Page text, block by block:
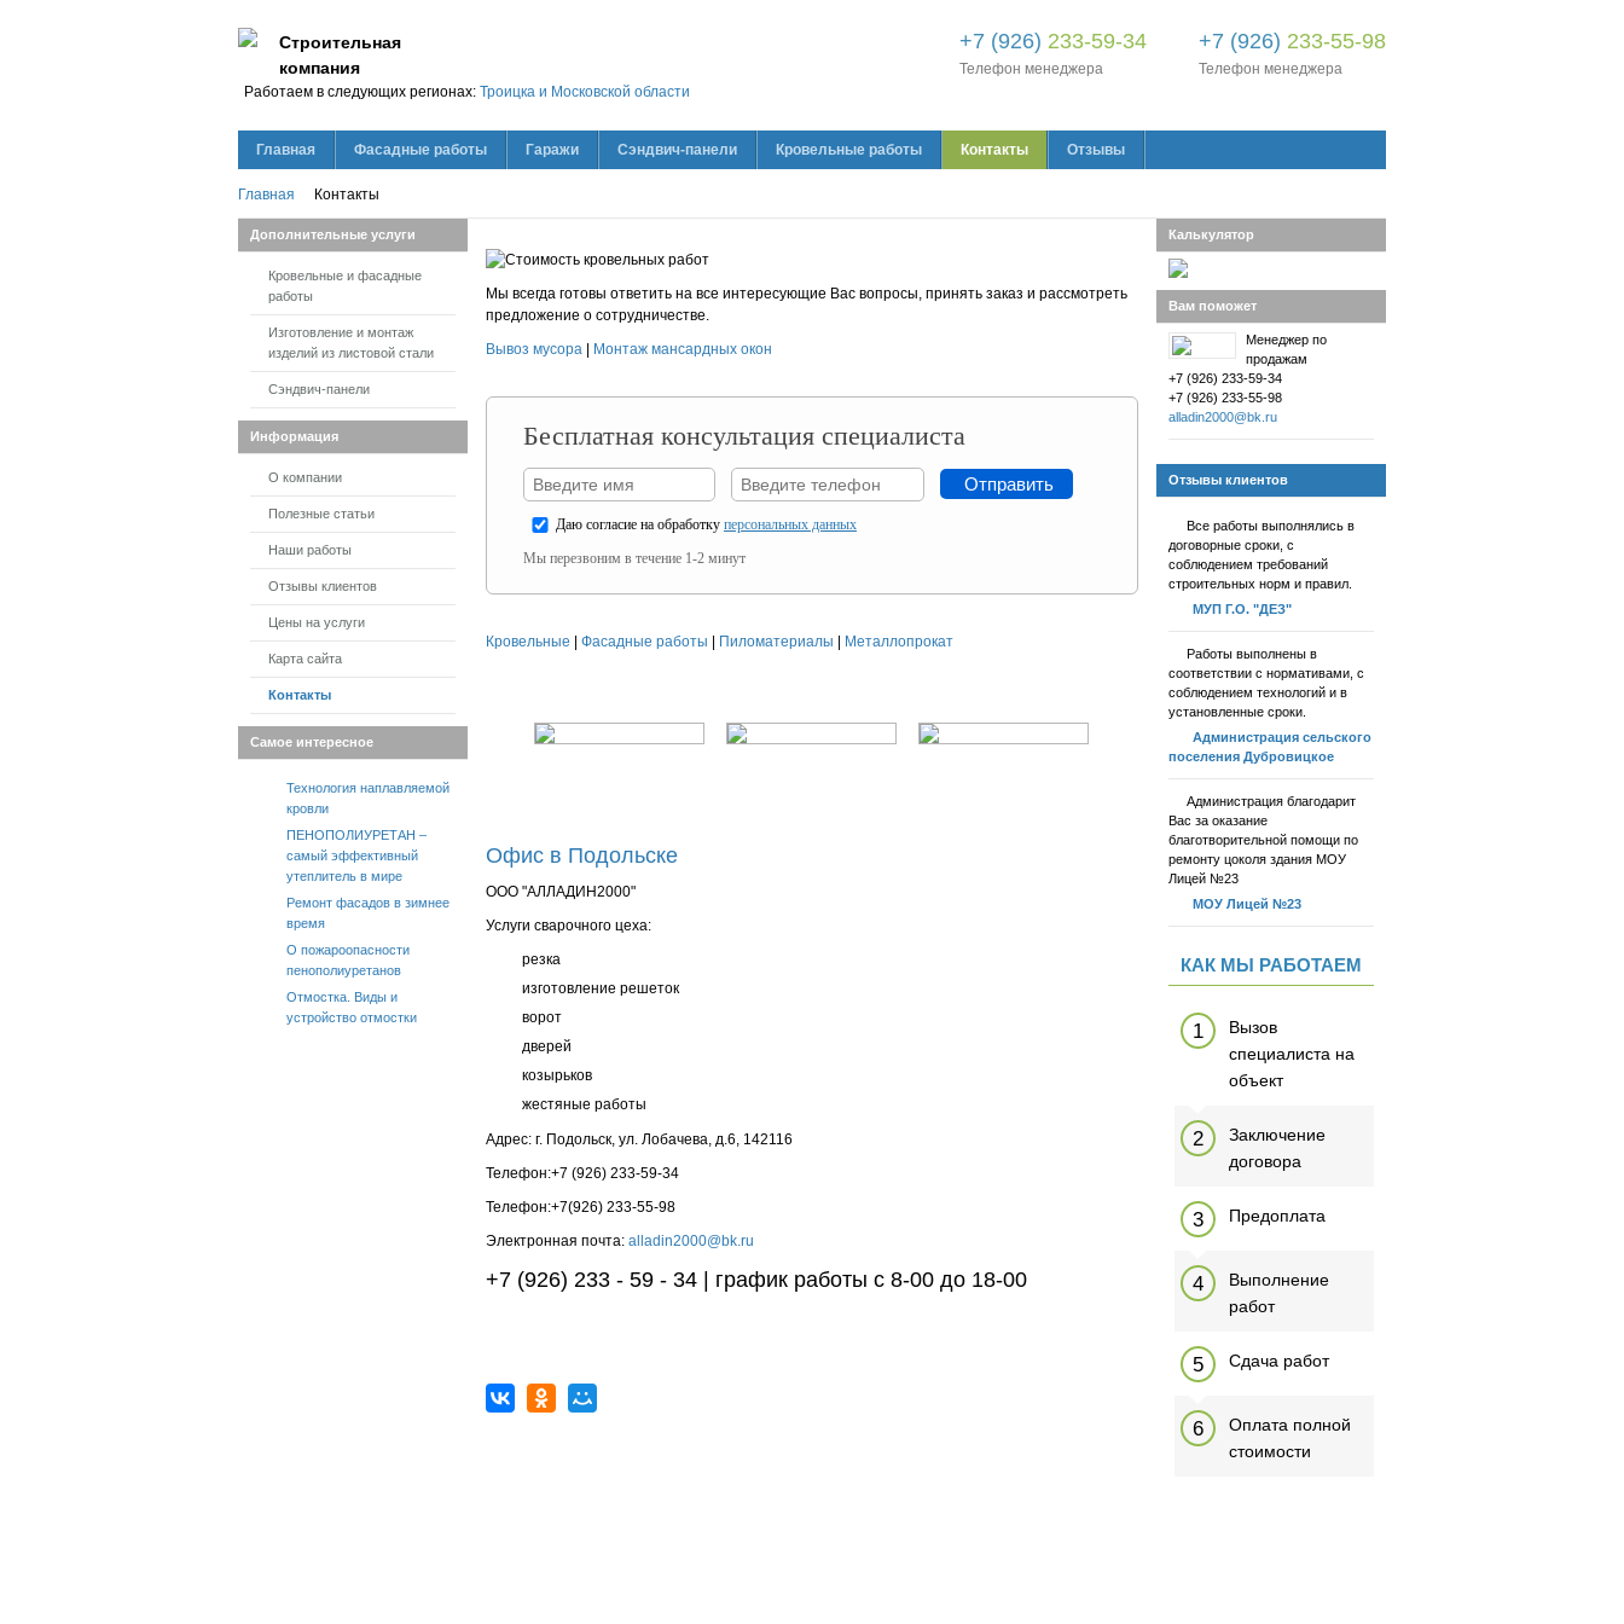
Строительная
компания
+7 (926) 233-59-34
Телефон менеджера
+7 (926) 233-55-98
Телефон менеджера
Работаем в следующих регионах: Троицка и Московской области
Главная Фасадные работы Гаражи Сэндвич-панели Кровельные работы Контакты Отзывы
Главная Контакты
Мы всегда готовы ответить на все интересующие Вас вопросы, принять заказ и рассмотреть
предложение о сотрудничестве.
Вывоз мусора
Монтаж мансардных окон
Бесплатная консультация специалиста
Даю согласие на обработку персональных данных
Мы перезвоним в течение 1-2 минут
Кровельные Фасадные работы Пиломатериалы Металлопрокат
Офис в Подольске
ООО "АЛЛАДИН2000"
Услуги сварочного цеха:
резка
изготовление решеток
ворот
дверей
козырьков
жестяные работы
Адрес: г. Подольск, ул. Лобачева, д.6, 142116
Телефон:+7 (926) 233-59-34
Телефон:+7(926) 233-55-98
Электронная почта: alladin2000@bk.ru
+7 (926) 233 - 59 - 34 график работы с 8-00 до 18-00
Дополнительные услуги
Кровельные и фасадные
работы
Изготовление и монтаж
изделий из листовой стали
Сэндвич-панели
Информация
О компании
Полезные статьи
Наши работы
Отзывы клиентов
Цены на услуги
Карта сайта
Контакты
Самое интересное
Технология наплавляемой
кровли
ПЕНОПОЛИУРЕТАН –
самый эффективный
утеплитель в мире
Ремонт фасадов в зимнее
время
О пожароопасности
пенополиуретанов
Отмостка. Виды и
устройство отмостки
Калькулятор
Вам поможет
Менеджер по
продажам
+7 (926) 233-59-34
+7 (926) 233-55-98
alladin2000@bk.ru
Отзывы клиентов
Все работы выполнялись в
договорные сроки, с
соблюдением требований
строительных норм и правил.
МУП Г.О. "ДЕЗ"
Работы выполнены в
соответствии с нормативами, с
соблюдением технологий и в
установленные сроки.
Администрация сельского
поселения Дубровицкое
Администрация благодарит
Вас за оказание
благотворительной помощи по
ремонту цоколя здания МОУ
Лицей №23
МОУ Лицей №23
КАК МЫ РАБОТАЕМ
Вызов
специалиста на
объект
Заключение
договора
Предоплата
Выполнение
работ
Сдача работ
Оплата полной
стоимости